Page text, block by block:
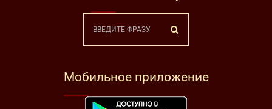
Мобильное приложение